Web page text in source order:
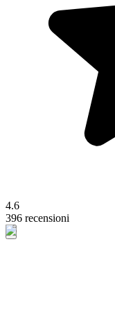
4.6
396 recensioni